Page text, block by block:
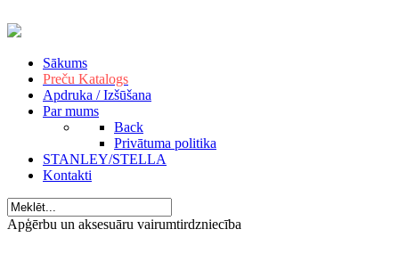
Sākums
Preču Katalogs
Apdruka / Izšūšana
Par mums
Back
Privātuma politika
STANLEY/STELLA
Kontakti
Apģērbu un aksesuāru vairumtirdzniecība